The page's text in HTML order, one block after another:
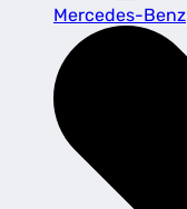
Mercedes-Benz